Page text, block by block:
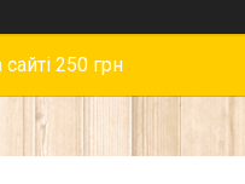
250 грн